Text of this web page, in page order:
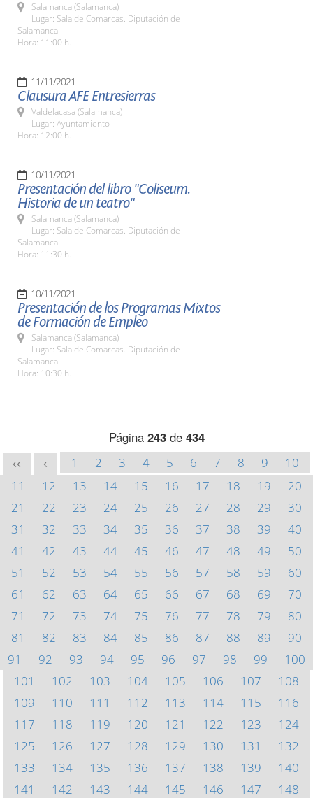
Salamanca (Salamanca)
Lugar: Sala de Comarcas. Diputación de
Salamanca
Hora: 11:00 h.
11/11/2021
Clausura AFE Entresierras
Valdelacasa (Salamanca)
Lugar: Ayuntamiento
Hora: 12:00 h.
10/11/2021
Presentación del libro "Coliseum.
Historia de un teatro"
Salamanca (Salamanca)
Lugar: Sala de Comarcas. Diputación de
Salamanca
Hora: 11:30 h.
10/11/2021
Presentación de los Programas Mixtos
de Formación de Empleo
Salamanca (Salamanca)
Lugar: Sala de Comarcas. Diputación de
Salamanca
Hora: 10:30 h.
Página 243de 434
<< < 1 2 3 4 5 6 7 8 9
10
11
12 13 14 15 16 17 18 19
20
21
22 23 24 25 26 27 28 29
30
31
32 33 34 35 36 37 38 39
40
41
42 43 44 45 46 47 48 49
50
51
52 53 54 55 56 57 58 59
60
61
62 63 64 65 66 67 68 69
70
71
72 73 74 75 76 77 78 79
80
81
82 83 84 85 86 87 88 89
90
91
92 93 94 95 96 97 98 99
100
101
102 103 104 105 106 107
108
109
110 111 112 113 114 115
116
117
118 119 120 121 122 123
124
125
126 127 128 129 130 131
132
133
134 135 136 137 138 139
140
141
142 143 144 145 146 147
148